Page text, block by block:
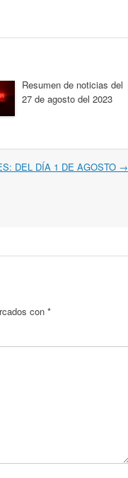
Resumen de noticias del
27 de agosto del 2023
DEL DÍA 1 DE AGOSTO →
con *